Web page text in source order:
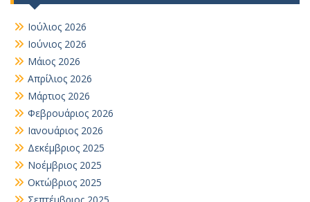
Ιούλιος 2026
Ιούνιος 2026
Μάιος 2026
Απρίλιος 2026
Μάρτιος 2026
Φεβρουάριος 2026
Ιανουάριος 2026
Δεκέμβριος 2025
Νοέμβριος 2025
Οκτώβριος 2025